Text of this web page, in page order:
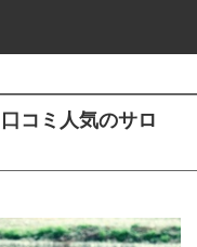
コミ人気のサロ